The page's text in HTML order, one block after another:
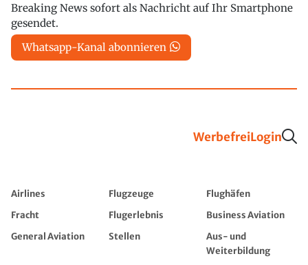
Breaking News sofort als Nachricht auf Ihr Smartphone
gesendet.
Whatsapp-Kanal abonnieren
WerbefreiLogin
Airlines Flugzeuge
Flughäfen
Fracht
Flugerlebnis
Business Aviation
General Aviation
Stellen
Aus- und
Weiterbildung